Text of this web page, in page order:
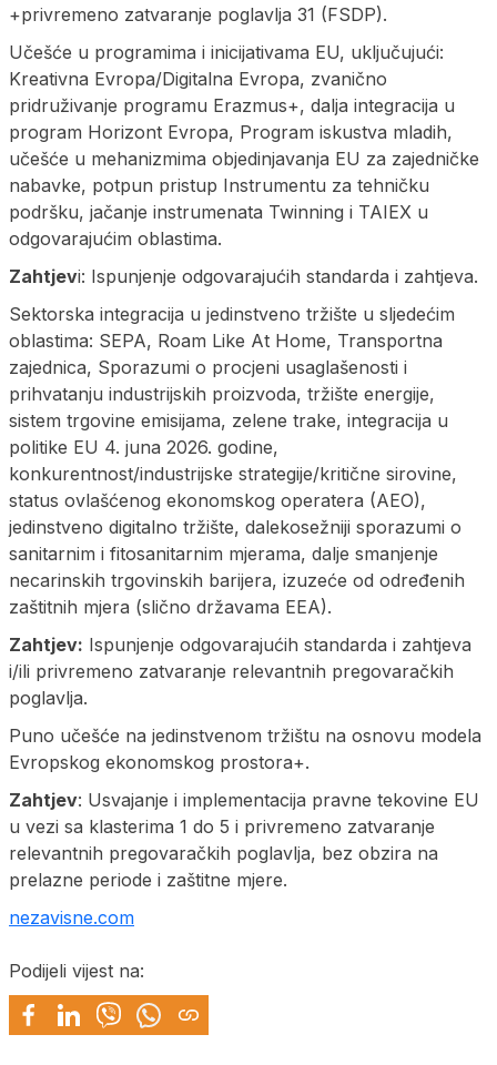
+privremeno zatvaranje poglavlja 31 (FSDP).
Učešće u programima i inicijativama EU, uključujući:
Kreativna Evropa/Digitalna Evropa, zvanično
pridruživanje programu Erazmus+, dalja integracija u
program Horizont Evropa, Program iskustva mladih,
učešće u mehanizmima objedinjavanja EU za zajedničke
nabavke, potpun pristup Instrumentu za tehničku
podršku, jačanje instrumenata Twinning i TAIEX u
odgovarajućim oblastima.
Zahtjevi: Ispunjenje odgovarajućih standarda i zahtjeva.
Sektorska integracija u jedinstveno tržište u sljedećim
oblastima: SEPA, Roam Like At Home, Transportna
zajednica, Sporazumi o procjeni usaglašenosti i
prihvatanju industrijskih proizvoda, tržište energije,
sistem trgovine emisijama, zelene trake, integracija u
politike EU 4. juna 2026. godine,
konkurentnost/industrijske strategije/kritične sirovine,
status ovlašćenog ekonomskog operatera (AEO),
jedinstveno digitalno tržište, dalekosežniji sporazumi o
sanitarnim i fitosanitarnim mjerama, dalje smanjenje
necarinskih trgovinskih barijera, izuzeće od određenih
zaštitnih mjera (slično državama EEA).
Zahtjev: Ispunjenje odgovarajućih standarda i zahtjeva
i/ili privremeno zatvaranje relevantnih pregovaračkih
poglavlja.
Puno učešće na jedinstvenom tržištu na osnovu modela
Evropskog ekonomskog prostora+.
Zahtjev: Usvajanje i implementacija pravne tekovine EU
u vezi sa klasterima 1 do 5 i privremeno zatvaranje
relevantnih pregovaračkih poglavlja, bez obzira na
prelazne periode i zaštitne mjere.
nezavisne.com
Podijeli vijest na: